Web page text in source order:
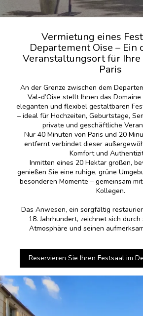
Vermietung eines
Departement Oise – Ein
Veranstaltungsort für Ihre
Paris
An der Grenze zwischen dem
Val-d’Oise stellt Ihnen das
eleganten und flexibel gestaltbaren
– ideal für Hochzeiten, Geburtstage,
private und geschäftliche
Nur 40 Minuten von Paris und 20
entfernt verbindet dieser
Komfort und
Inmitten eines 20 Hektar großen,
genießen Sie eine ruhige, grüne
besonderen Momente – gemeinsam
Kollegen.
Das Anwesen, ein sorgfältig
18. Jahrhundert, zeichnet sich
Atmosphäre und seinen
Reservieren Sie Ihren Festsaal im